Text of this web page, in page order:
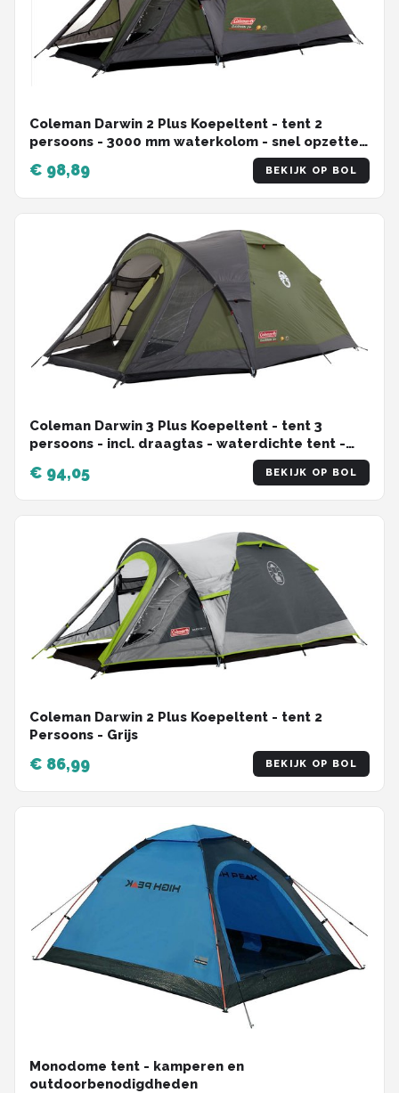
Coleman Darwin 2 Plus Koepeltent - tent 2
persoons - 3000 mm waterkolom - snel opzetten
€ 98,89 BEKIJK OP BOL
Coleman Darwin 3 Plus Koepeltent - tent 3
persoons - incl. draagtas - waterdichte tent -
€ 94,05 BEKIJK OP BOL
Coleman Darwin 2 Plus Koepeltent - tent 2
Persoons - Grijs
€ 86,99 BEKIJK OP BOL
Monodome tent - kamperen en
outdoorbenodigdheden